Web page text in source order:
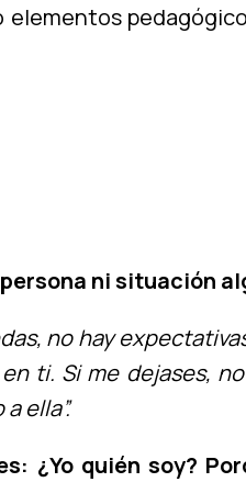
ni situación
no hay
ti. Si me dejases,
ella”.
¿Yo quién soy?